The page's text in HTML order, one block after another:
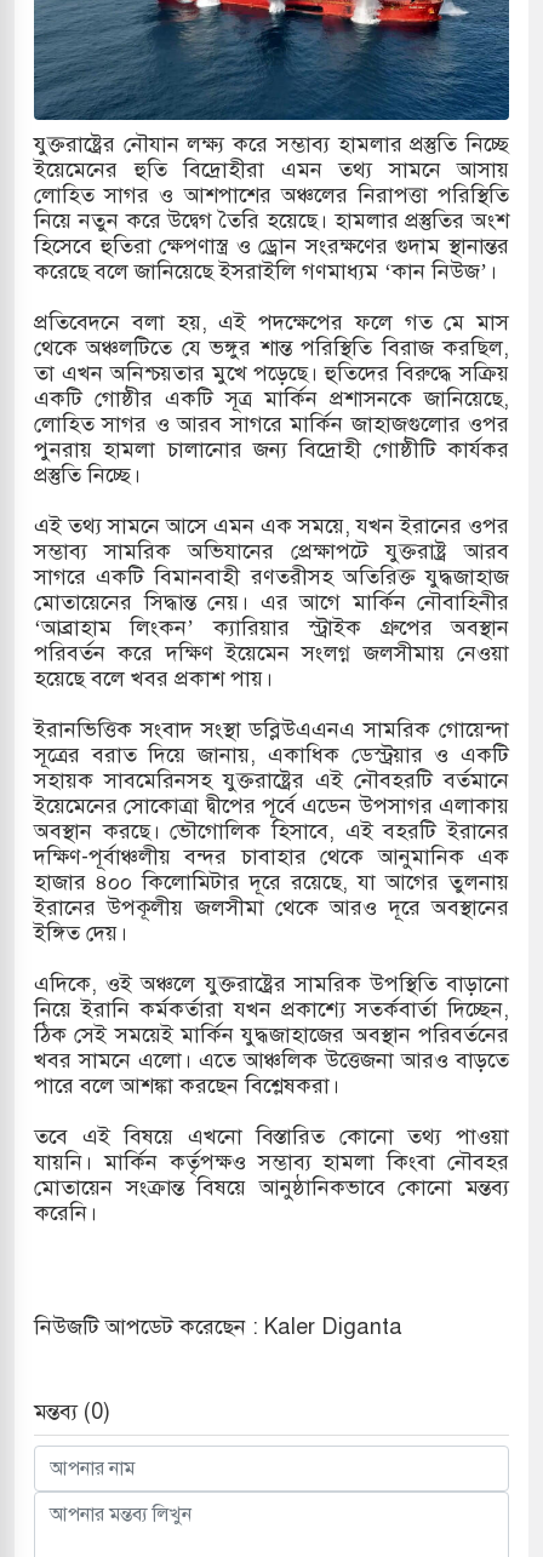
হয়ে আসছে ‘স্পেশাল রেসপন্স ব্যাটালিয়ন
বাসের মুখোমুখি সংঘর্ষে ৯ জন নিহত
৬ শ্রমিক নিহত, আহত ১৫
শব্দদূষণ নিয়ন্ত্রণে দেড় হাজার মসজিদ থেকে মাইক
বন্দুকধারীর গুলিতে শিক্ষক নিহত, হামলাকারীর আত্মহত্যা
মধ্যপ্রাচ্যে ব্ল্যাকআউটের কঠোর হুঁশিয়ারি ইরানের
বিমানবন্দরের নিরাপত্তা তল্লাশিতে ছাড় দেওয়া হবে না:
দক্ষিণ কোরিয়ার বন্দি ২৫ শতাংশ বেড়েছে
যুক্তরাষ্ট্রের নৌযান লক্ষ্য করে সম্ভাব্য হামলার প্রস্তুতি নিচ্ছে
ইয়েমেনের হুতি বিদ্রোহীরা এমন তথ্য সামনে আসায়
লোহিত সাগর ও আশপাশের অঞ্চলের নিরাপত্তা পরিস্থিতি
নিয়ে নতুন করে উদ্বেগ তৈরি হয়েছে। হামলার প্রস্তুতির অংশ
হিসেবে হুতিরা ক্ষেপণাস্ত্র ও ড্রোন সংরক্ষণের গুদাম স্থানান্তর
করেছে বলে জানিয়েছে ইসরাইলি গণমাধ্যম ‘কান নিউজ’।
প্রতিবেদনে বলা হয়, এই পদক্ষেপের ফলে গত মে মাস
থেকে অঞ্চলটিতে যে ভঙ্গুর শান্ত পরিস্থিতি বিরাজ করছিল,
তা এখন অনিশ্চয়তার মুখে পড়েছে। হুতিদের বিরুদ্ধে সক্রিয়
একটি গোষ্ঠীর একটি সূত্র মার্কিন প্রশাসনকে জানিয়েছে,
লোহিত সাগর ও আরব সাগরে মার্কিন জাহাজগুলোর ওপর
পুনরায় হামলা চালানোর জন্য বিদ্রোহী গোষ্ঠীটি কার্যকর
প্রস্তুতি নিচ্ছে।
এই তথ্য সামনে আসে এমন এক সময়ে, যখন ইরানের ওপর
সম্ভাব্য সামরিক অভিযানের প্রেক্ষাপটে যুক্তরাষ্ট্র আরব
সাগরে একটি বিমানবাহী রণতরীসহ অতিরিক্ত যুদ্ধজাহাজ
মোতায়েনের সিদ্ধান্ত নেয়। এর আগে মার্কিন নৌবাহিনীর
‘আব্রাহাম লিংকন’ ক্যারিয়ার স্ট্রাইক গ্রুপের অবস্থান
পরিবর্তন করে দক্ষিণ ইয়েমেন সংলগ্ন জলসীমায় নেওয়া
হয়েছে বলে খবর প্রকাশ পায়।
ইরানভিত্তিক সংবাদ সংস্থা ডব্লিউএএনএ সামরিক গোয়েন্দা
সূত্রের বরাত দিয়ে জানায়, একাধিক ডেস্ট্রয়ার ও একটি
সহায়ক সাবমেরিনসহ যুক্তরাষ্ট্রের এই নৌবহরটি বর্তমানে
ইয়েমেনের সোকোত্রা দ্বীপের পূর্বে এডেন উপসাগর এলাকায়
অবস্থান করছে। ভৌগোলিক হিসাবে, এই বহরটি ইরানের
দক্ষিণ-পূর্বাঞ্চলীয় বন্দর চাবাহার থেকে আনুমানিক এক
হাজার ৪০০ কিলোমিটার দূরে রয়েছে, যা আগের তুলনায়
ইরানের উপকূলীয় জলসীমা থেকে আরও দূরে অবস্থানের
ইঙ্গিত দেয়।
এদিকে, ওই অঞ্চলে যুক্তরাষ্ট্রের সামরিক উপস্থিতি বাড়ানো
নিয়ে ইরানি কর্মকর্তারা যখন প্রকাশ্যে সতর্কবার্তা দিচ্ছেন,
ঠিক সেই সময়েই মার্কিন যুদ্ধজাহাজের অবস্থান পরিবর্তনের
খবর সামনে এলো। এতে আঞ্চলিক উত্তেজনা আরও বাড়তে
পারে বলে আশঙ্কা করছেন বিশ্লেষকরা।
তবে এই বিষয়ে এখনো বিস্তারিত কোনো তথ্য পাওয়া
যায়নি। মার্কিন কর্তৃপক্ষও সম্ভাব্য হামলা কিংবা নৌবহর
মোতায়েন সংক্রান্ত বিষয়ে আনুষ্ঠানিকভাবে কোনো মন্তব্য
করেনি।
নিউজটি আপডেট করেছেন : Kaler Diganta
মন্তব্য (0)